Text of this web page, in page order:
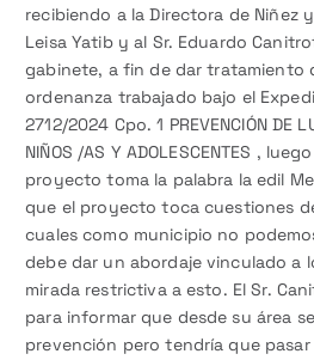
recibiendo a la Directora de Niñez
Leisa Yatib y al Sr. Eduardo
gabinete, a fin de dar tratamiento
ordenanza trabajado bajo el
2712/2024 Cpo. 1 PREVENCIÓN DE
NIÑOS /AS Y ADOLESCENTES ,
proyecto toma la palabra la edil
que el proyecto toca cuestiones
cuales como municipio no
debe dar un abordaje vinculado a
mirada restrictiva a esto. El Sr.
para informar que desde su área
prevención pero tendría que